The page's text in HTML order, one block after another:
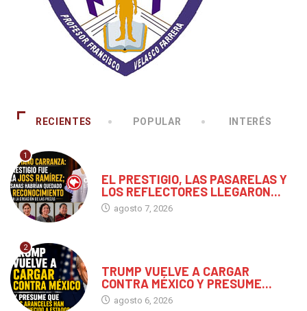
RECIENTES POPULAR INTERÉS
1
EL PRESTIGIO, LAS PASARELAS Y
LOS REFLECTORES LLEGARON...
agosto 7, 2026
2
TRUMP VUELVE A CARGAR
CONTRA MÉXICO Y PRESUME...
agosto 6, 2026